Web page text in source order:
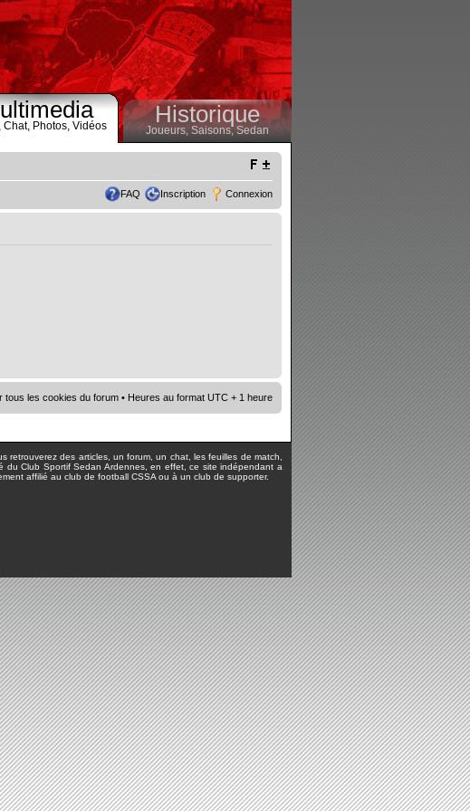
Chat, Photos, Vidéos Historique
Joueurs, Saisons,Sedan
FAQ Inscription Connexion
tous les cookies du forum • Heures au format UTC + 1 heure
des articles, un forum, un chat, les feuilles de match,
du Club Sportif Sedan Ardennes, en effet, ce site indépendant a
affilié au club de football CSSA ou à un club de supporter.